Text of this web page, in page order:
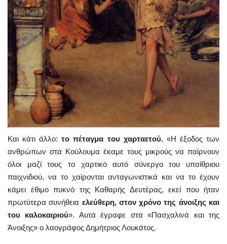
Και κάτι άλλο:το πέταγμα του χαρταετού.«Η έξοδος των
ανθρώπων στα Κούλουμα έκαμε τους μικρούς να παίρνουν
όλοι μαζί τους το χαρτικό αυτό σύνεργο του υπαίθριου
παιχνιδιού, να το χαίρονται ανταγωνιστικά και να το έχουν
κάμει έθιμο πυκνό της Καθαρής Δευτέρας, εκεί που ήταν
πρωτύτερα συνήθεια ελεύθερη, στον χρόνο της άνοιξης και
του καλοκαιριού». Αυτά έγραφε στα «Πασχαλινά και της
Άνοιξης» ο λαογράφος Δημήτριος Λουκάτος.